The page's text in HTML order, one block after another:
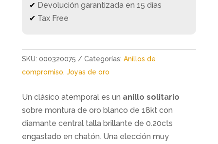
✔ Devolución garantizada en 15 días
✔ Tax Free
SKU: 000320075 Categorías: Anillos de
compromiso Joyas de oro
Un clásico atemporal es un anillo solitario
sobre montura de oro blanco de 18kt con
diamante central talla brillante de 0.20cts
engastado en chatón. Una elección muy